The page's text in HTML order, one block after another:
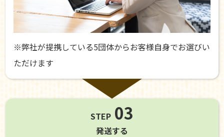
※弊社が提携している5団体からお客様自身でお選びい
ただけます
STEP 03
発送する